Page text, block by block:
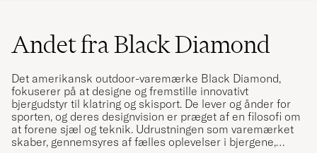
Andet fra Black Diamond
Det amerikansk outdoor-varemærke Black Diamond,
fokuserer på at designe og fremstille innovativt
bjergudstyr til klatring og skisport. De lever og ånder for
sporten, og deres designvision er præget af en filosofi om
at forene sjæl og teknik. Udrustningen som varemærket
skaber, gennemsyres af fælles oplevelser i bjergene,